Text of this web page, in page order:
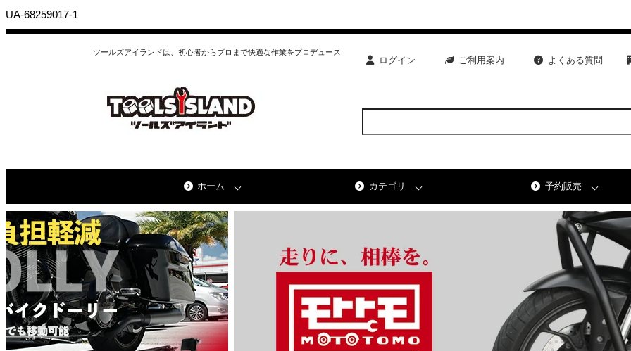
UA-68259017-1
ログイン ご利用案内 よくある質問
ツールズアイランドは、初心者からプロまで快適な作業をプロデュース
ホーム カテゴリ 予約販売